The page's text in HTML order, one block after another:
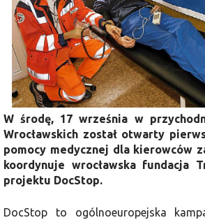
W środę, 17 września w
Wrocławskich został otwarty
pomocy medycznej dla kierowców
koordynuje wrocławska fundacja
projektu DocStop.
DocStop to ogólnoeuropejska